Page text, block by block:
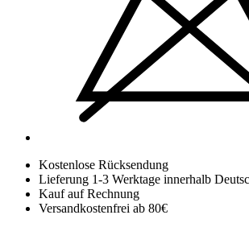
Kostenlose Rücksendung
Lieferung 1-3 Werktage innerhalb
Kauf auf Rechnung
Versandkostenfrei ab 80€